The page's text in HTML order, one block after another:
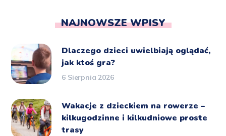
NAJNOWSZE WPISY
Dlaczego dzieci uwielbiają oglądać,
jak ktoś gra?
6 Sierpnia 2026
Wakacje z dzieckiem na rowerze –
kilkugodzinne i kilkudniowe proste
trasy